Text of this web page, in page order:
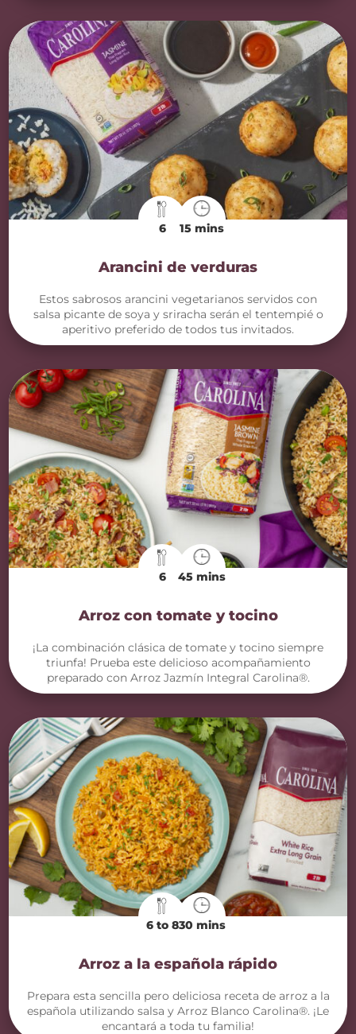
6 15 mins
Arancini de verduras
Estos sabrosos arancini vegetarianos servidos con
salsa picante de soya y sriracha serán el tentempié o
aperitivo preferido de todos tus invitados.
6 45 mins
Arroz con tomate y tocino
¡La combinación clásica de tomate y tocino siempre
triunfa! Prueba este delicioso acompañamiento
preparado con Arroz Jazmín Integral Carolina®.
6 to 830 mins
Arroz a la española rápido
Prepara esta sencilla pero deliciosa receta de arroz a la
española utilizando salsa y Arroz Blanco Carolina®. ¡Le
encantará a toda tu familia!